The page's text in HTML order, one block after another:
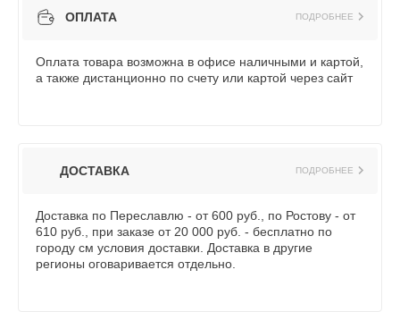
ОПЛАТА ПОДРОБНЕЕ
Оплата товара возможна в офисе наличными и картой,
а также дистанционно по счету или картой через сайт
ДОСТАВКА ПОДРОБНЕЕ
Доставка по Переславлю - от 600 руб., по Ростову - от
610 руб., при заказе от 20 000 руб. - бесплатно по
городу см условия доставки. Доставка в другие
регионы оговаривается отдельно.